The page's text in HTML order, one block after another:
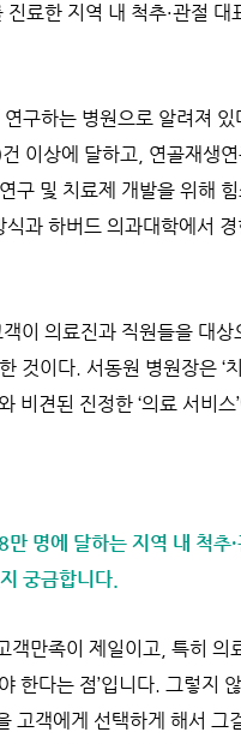
료한 지역 내 척추·관절 대
구하는 병원으로 알려져 있
이상에 달하고, 연골재생
구 및 치료제 개발을 위해 힘
과 하버드 의과대학에서
이 의료진과 직원들을 대상
것이다. 서동원 병원장은 ‘
비견된 진정한 ‘의료 서비스
명에 달하는 지역 내 척추
궁금합니다.
객만족이 제일이고, 특히 의
한다는 점’입니다. 그렇지
고객에게 선택하게 해서 그